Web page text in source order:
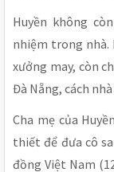
Huyền không
nhiệm trong nhà.
xưởng may, còn
Đà Nẵng, cách
Cha mẹ của
thiết để đưa cô
đồng Việt Nam